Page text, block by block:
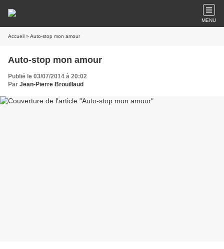
MENU
Accueil » Auto-stop mon amour
Auto-stop mon amour
Publié le 03/07/2014 à 20:02
Par Jean-Pierre Brouillaud